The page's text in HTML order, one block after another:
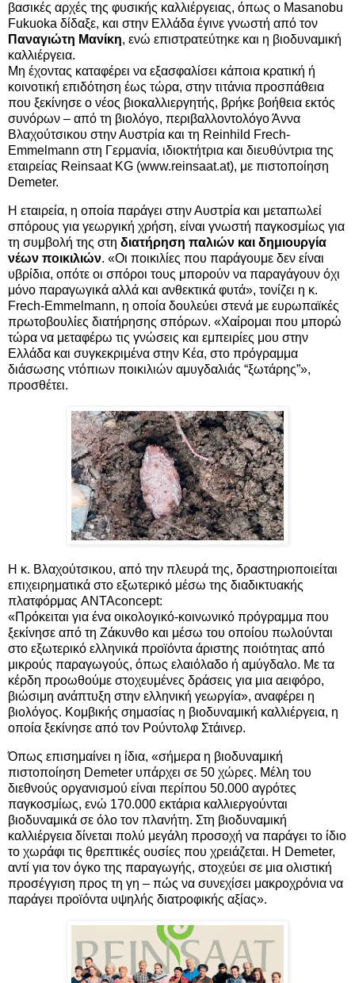
βασικές αρχές της φυσικής καλλιέργειας, όπως ο Masanobu
Fukuoka δίδαξε, και στην Ελλάδα έγινε γνωστή από τον
Παναγιώτη Μανίκη, ενώ επιστρατεύτηκε και η βιοδυναμική
καλλιέργεια.
Μη έχοντας καταφέρει να εξασφαλίσει κάποια κρατική ή
κοινοτική επιδότηση έως τώρα, στην τιτάνια προσπάθεια
που ξεκίνησε ο νέος βιοκαλλιεργητής, βρήκε βοήθεια εκτός
συνόρων – από τη βιολόγο, περιβαλλοντολόγο Άννα
Βλαχούτσικου στην Αυστρία και τη Reinhild Frech-
Emmelmann στη Γερμανία, ιδιοκτήτρια και διευθύντρια της
εταιρείας Reinsaat KG (www.reinsaat.at), με πιστοποίηση
Demeter.
Η εταιρεία, η οποία παράγει στην Αυστρία και μεταπωλεί
σπόρους για γεωργική χρήση, είναι γνωστή παγκοσμίως για
τη συμβολή της στη διατήρηση παλιών και δημιουργία
νέων ποικιλιών. «Οι ποικιλίες που παράγουμε δεν είναι
υβρίδια, οπότε οι σπόροι τους μπορούν να παραγάγουν όχι
μόνο παραγωγικά αλλά και ανθεκτικά φυτά», τονίζει η κ.
Frech-Emmelmann, η οποία δουλεύει στενά με ευρωπαϊκές
πρωτοβουλίες διατήρησης σπόρων. «Χαίρομαι που μπορώ
τώρα να μεταφέρω τις γνώσεις και εμπειρίες μου στην
Ελλάδα και συγκεκριμένα στην Κέα, στο πρόγραμμα
διάσωσης ντόπιων ποικιλιών αμυγδαλιάς “ξωτάρης”»,
προσθέτει.
Η κ. Βλαχούτσικου, από την πλευρά της, δραστηριοποιείται
επιχειρηματικά στο εξωτερικό μέσω της διαδικτυακής
πλατφόρμας ANTAconcept:
«Πρόκειται για ένα οικολογικό-κοινωνικό πρόγραμμα που
ξεκίνησε από τη Ζάκυνθο και μέσω του οποίου πωλούνται
στο εξωτερικό ελληνικά προϊόντα άριστης ποιότητας από
μικρούς παραγωγούς, όπως ελαιόλαδο ή αμύγδαλο. Με τα
κέρδη προωθούμε στοχευμένες δράσεις για μια αειφόρο,
βιώσιμη ανάπτυξη στην ελληνική γεωργία», αναφέρει η
βιολόγος. Κομβικής σημασίας η βιοδυναμική καλλιέργεια, η
οποία ξεκίνησε από τον Ρούντολφ Στάινερ.
Όπως επισημαίνει η ίδια, «σήμερα η βιοδυναμική
πιστοποίηση Demeter υπάρχει σε 50 χώρες. Μέλη του
διεθνούς οργανισμού είναι περίπου 50.000 αγρότες
παγκοσμίως, ενώ 170.000 εκτάρια καλλιεργούνται
βιοδυναμικά σε όλο τον πλανήτη. Στη βιοδυναμική
καλλιέργεια δίνεται πολύ μεγάλη προσοχή να παράγει το ίδιο
το χωράφι τις θρεπτικές ουσίες που χρειάζεται. Η Demeter,
αντί για τον όγκο της παραγωγής, στοχεύει σε μια ολιστική
προσέγγιση προς τη γη – πώς να συνεχίσει μακροχρόνια να
παράγει προϊόντα υψηλής διατροφικής αξίας».